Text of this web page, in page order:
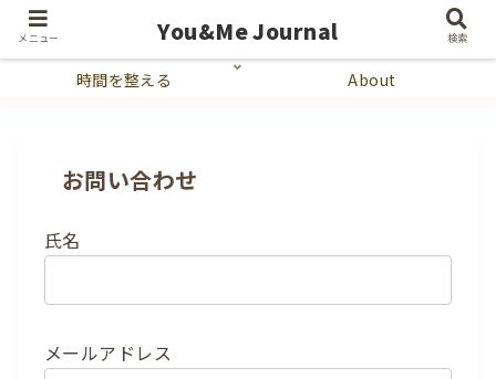
暮らしを整える
心を整える
時間を整える
About
お問い合わせ
氏名
メールアドレス
メニュー You&Me Journal 検索